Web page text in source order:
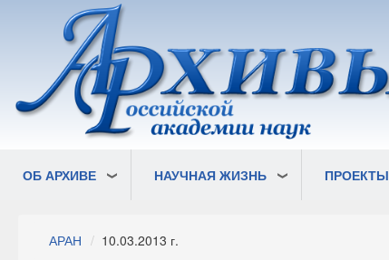
основному
содержанию
ОБ АРХИВЕ НАУЧНАЯ ЖИЗНЬ ПРОЕКТЫ
Строка
АРАН 10.03.2013 г.